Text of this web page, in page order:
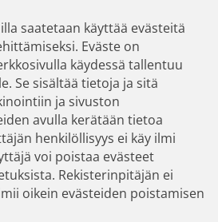
saatetaan käyttää evästeitä
Eväste on
käydessä tallentuu
Se sisältää tietoja ja sitä
ja sivuston
avulla kerätään tietoa
henkilöllisyys ei käy ilmi
voi poistaa evästeet
Rekisterinpitäjän ei
oikein evästeiden poistamisen